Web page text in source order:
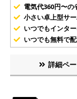
電気代360円〜の
小さい卓上型サ
いつでもインタ
いつでも無料で
詳細ペ